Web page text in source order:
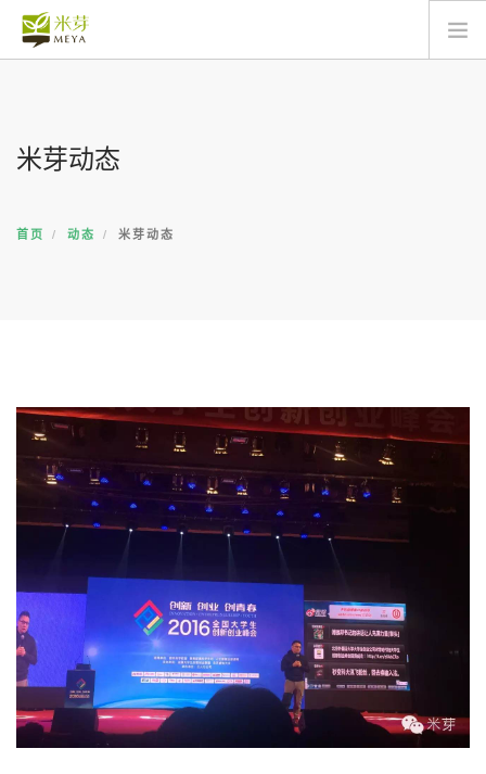
产品
商城
米芽动态
首页 动态 米芽动态